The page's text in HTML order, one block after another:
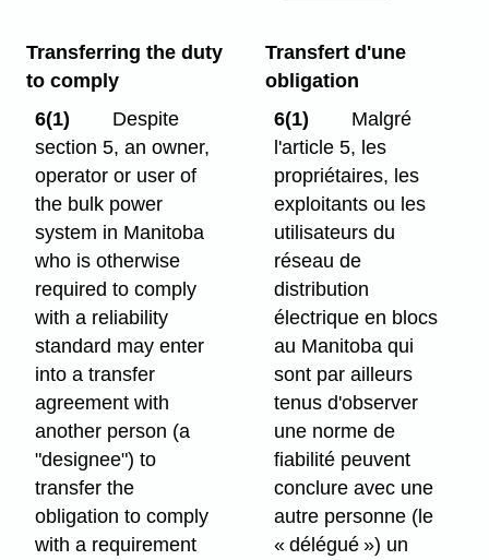
Transferring the duty
to comply
6(1)
Despite
section 5, an owner,
operator or user of
the bulk power
system in Manitoba
who is otherwise
required to comply
with a reliability
standard may enter
into a transfer
agreement with
another person (a
"designee") to
transfer the
obligation to comply
with a requirement
Transfert d'une
obligation
6(1)
Malgré
l'article 5, les
propriétaires, les
exploitants ou les
utilisateurs du
réseau de
distribution
électrique en blocs
au Manitoba qui
sont par ailleurs
tenus d'observer
une norme de
fiabilité peuvent
conclure avec une
autre personne (le
« délégué ») un